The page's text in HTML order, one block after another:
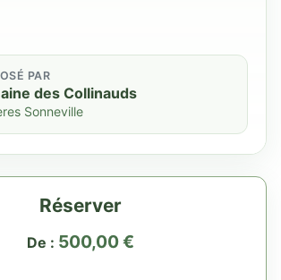
PAR
des Collinauds
Sonneville
Réserver
De : 500,00€